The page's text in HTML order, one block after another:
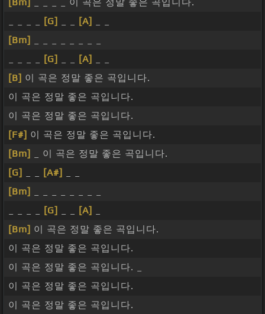
[G] [A]
[Bm]
[G] [A]
[B] 이 곡은 정말 좋은 곡입니다.
이 곡은 정말 좋은 곡입니다.
이 곡은 정말 좋은 곡입니다.
[F#] 이 곡은 정말 좋은 곡입니다.
[Bm]
_ 이 곡은 정말 좋은 곡입니다.
[G]
[A#]
[Bm]
[G] [A]
[Bm] 이 곡은 정말 좋은 곡입니다.
이 곡은 정말 좋은 곡입니다.
이 곡은 정말 좋은 곡입니다. _
이 곡은 정말 좋은 곡입니다.
이 곡은 정말 좋은 곡입니다.